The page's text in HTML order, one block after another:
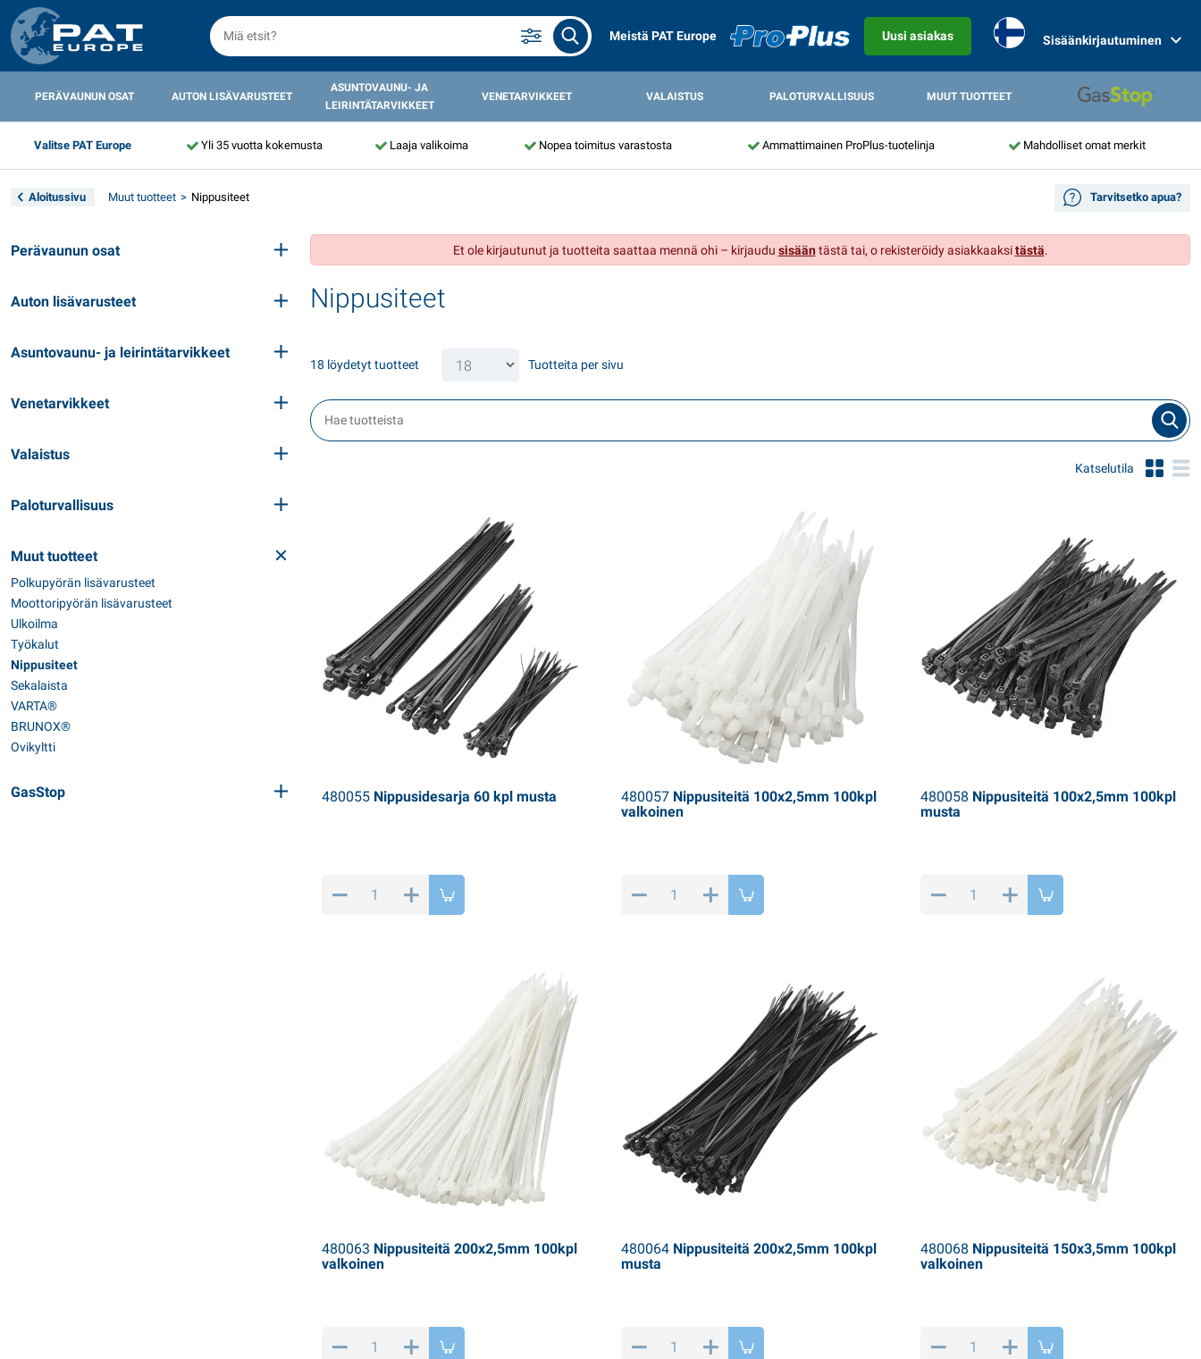
Meistä PAT Europe Uusi asiakas Sisäänkirjautuminen
PERÄVAUNUN OSAT AUTON LISÄVARUSTEET
ASUNTOVAUNU- JA
LEIRINTÄTARVIKKEET
VENETARVIKKEET VALAISTUS PALOTURVALLISUUS MUUT TUOTTEET
Valitse PAT Europe Yli 35 vuotta kokemusta Laaja valikoima Nopea toimitus varastosta Ammattimainen ProPlus-tuotelinja Mahdolliset omat merkit
Aloitussivu Muut tuotteet Nippusiteet Tarvitsetko apua?
Perävaunun osat
Auton lisävarusteet
Asuntovaunu- ja leirintätarvikkeet
Venetarvikkeet
Valaistus
Paloturvallisuus
Muut tuotteet
Polkupyörän lisävarusteet
Moottoripyörän lisävarusteet
Ulkoilma
Työkalut
Nippusiteet
Sekalaista
VARTA®
BRUNOX®
Ovikyltti
GasStop
Et ole kirjautunut ja tuotteita saattaa mennä ohi – kirjaudu sisään tästä tai, o rekisteröidy asiakkaaksitästä.
Nippusiteet
18 löydetyt tuotteet Tuotteita per sivu
Katselutila
480055Nippusidesarja 60 kpl musta 480057Nippusiteitä 100x2,5mm 100kpl
valkoinen
480058 Nippusiteitä 100x2,5mm 100kpl
musta
480063 Nippusiteitä 200x2,5mm 100kpl
valkoinen
480064Nippusiteitä 200x2,5mm 100kpl
musta
480068 Nippusiteitä 150x3,5mm 100kpl
valkoinen